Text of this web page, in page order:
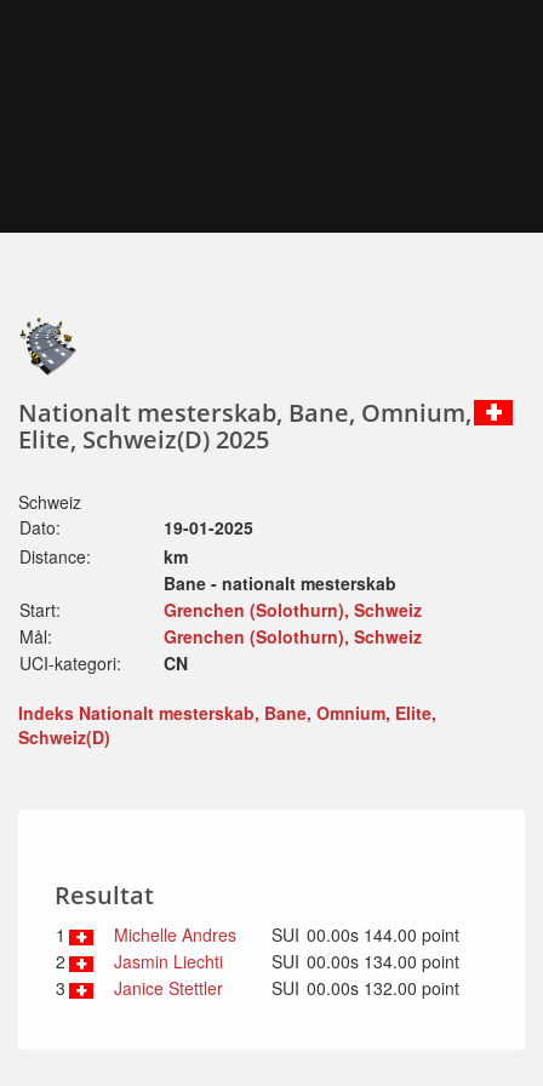
Nationalt mesterskab, Bane, Omnium,
Elite, Schweiz(D) 2025
Schweiz
Dato:
19-01-2025
Distance:
km
Bane - nationalt mesterskab
Start:
Grenchen (Solothurn), Schweiz
Mål:
Grenchen (Solothurn), Schweiz
UCI-kategori:
CN
Indeks Nationalt mesterskab, Bane, Omnium, Elite,
Schweiz(D)
Resultat
1 Michelle Andres SUI 00.00s 144.00 point
2
Jasmin Liechti SUI 00.00s 134.00 point
3
Janice Stettler SUI 00.00s 132.00 point